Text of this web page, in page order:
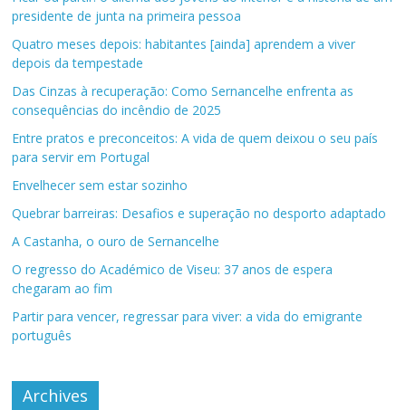
presidente de junta na primeira pessoa
Quatro meses depois: habitantes [ainda] aprendem a viver
depois da tempestade
Das Cinzas à recuperação: Como Sernancelhe enfrenta as
consequências do incêndio de 2025
Entre pratos e preconceitos: A vida de quem deixou o seu país
para servir em Portugal
Envelhecer sem estar sozinho
Quebrar barreiras: Desafios e superação no desporto adaptado
A Castanha, o ouro de Sernancelhe
O regresso do Académico de Viseu: 37 anos de espera
chegaram ao fim
Partir para vencer, regressar para viver: a vida do emigrante
português
Archives